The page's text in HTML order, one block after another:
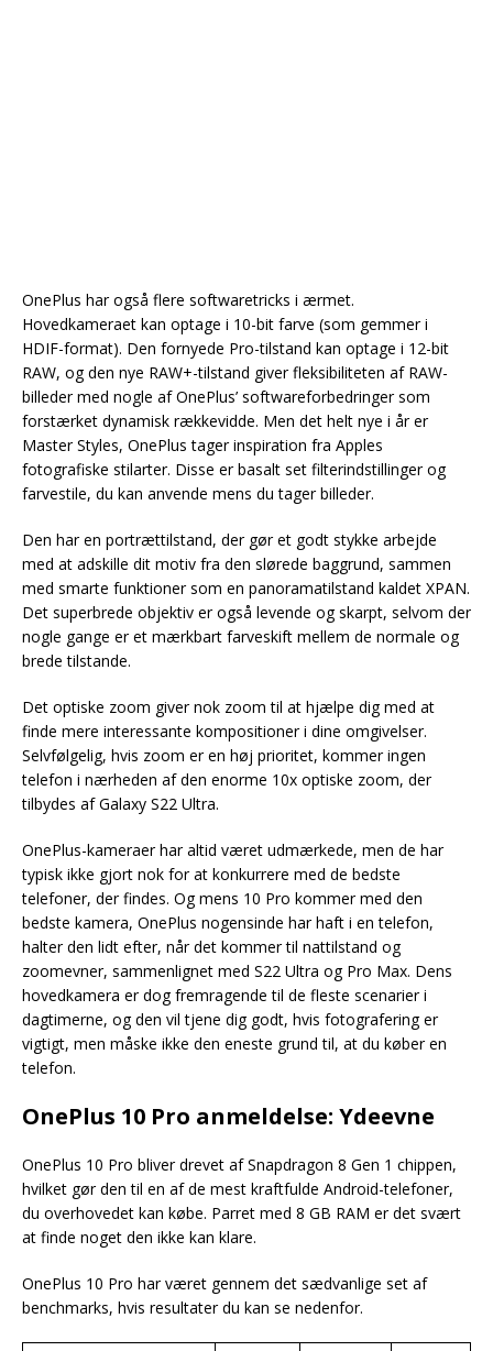
OnePlus har også flere softwaretricks i ærmet.
Hovedkameraet kan optage i 10-bit farve (som gemmer i
HDIF-format). Den fornyede Pro-tilstand kan optage i 12-bit
RAW, og den nye RAW+-tilstand giver fleksibiliteten af RAW-
billeder med nogle af OnePlus’ softwareforbedringer som
forstærket dynamisk rækkevidde. Men det helt nye i år er
Master Styles, OnePlus tager inspiration fra Apples
fotografiske stilarter. Disse er basalt set filterindstillinger og
farvestile, du kan anvende mens du tager billeder.
Den har en portrættilstand, der gør et godt stykke arbejde
med at adskille dit motiv fra den slørede baggrund, sammen
med smarte funktioner som en panoramatilstand kaldet XPAN.
Det superbrede objektiv er også levende og skarpt, selvom der
nogle gange er et mærkbart farveskift mellem de normale og
brede tilstande.
Det optiske zoom giver nok zoom til at hjælpe dig med at
finde mere interessante kompositioner i dine omgivelser.
Selvfølgelig, hvis zoom er en høj prioritet, kommer ingen
telefon i nærheden af den enorme 10x optiske zoom, der
tilbydes af Galaxy S22 Ultra.
OnePlus-kameraer har altid været udmærkede, men de har
typisk ikke gjort nok for at konkurrere med de bedste
telefoner, der findes. Og mens 10 Pro kommer med den
bedste kamera, OnePlus nogensinde har haft i en telefon,
halter den lidt efter, når det kommer til nattilstand og
zoomevner, sammenlignet med S22 Ultra og Pro Max. Dens
hovedkamera er dog fremragende til de fleste scenarier i
dagtimerne, og den vil tjene dig godt, hvis fotografering er
vigtigt, men måske ikke den eneste grund til, at du køber en
telefon.
OnePlus 10 Pro anmeldelse: Ydeevne
OnePlus 10 Pro bliver drevet af Snapdragon 8 Gen 1 chippen,
hvilket gør den til en af de mest kraftfulde Android-telefoner,
du overhovedet kan købe. Parret med 8 GB RAM er det svært
at finde noget den ikke kan klare.
OnePlus 10 Pro har været gennem det sædvanlige set af
benchmarks, hvis resultater du kan se nedenfor.